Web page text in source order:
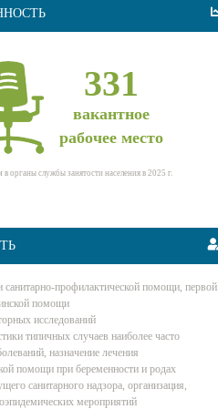
331
вакантное
рабочее место
органы службы занятости населения в 2025 г.
санитарно-профилактической помощи, первой
помощи
исследований
типичных случаев наиболее часто
назначение лечения
помощи при беременности и родах
санитарного надзора, организация,
мероприятий